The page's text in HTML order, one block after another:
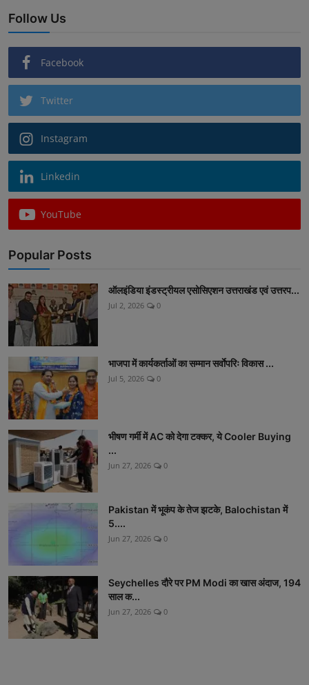
Follow Us
Facebook
Twitter
Instagram
Linkedin
YouTube
Popular Posts
ऑलइंडिया इंडस्ट्रीयल एसोसिएशन उत्तराखंड एवं उत्तरप...
Jul 2, 2026 0
भाजपा में कार्यकर्ताओं का सम्मान सर्वाेपरिः विकास ...
Jul 5, 2026 0
भीषण गर्मी में AC को देगा टक्कर, ये Cooler Buying
...
Jun 27, 2026 0
Pakistan में भूकंप के तेज झटके, Balochistan में
5....
Jun 27, 2026 0
Seychelles दौरे पर PM Modi का खास अंदाज, 194
साल क...
Jun 27, 2026 0